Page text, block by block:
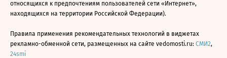
относящихся к предпочтениям пользователей сети «Интернет»,
находящихся на территории Российской Федерации).
Правила применения рекомендательных технологий в виджетах
рекламно-обменной сети, размещенных на сайте vedomosti.ru: СМИ2,
24smi